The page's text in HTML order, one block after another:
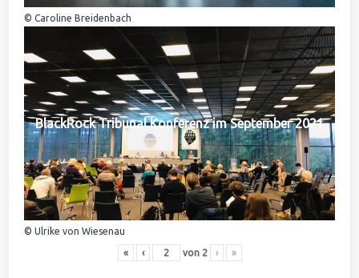
© Caroline Breidenbach
BlackRock Tribunal Konferenz im September 2021
© Ulrike von Wiesenau
« ‹ von 2 › »